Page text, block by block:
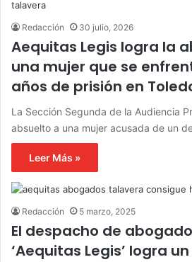
Redacción 30 julio, 2026
Aequitas Legis logra la
una mujer que se
años de prisión en
La Sección Segunda de la Audiencia
absuelto a una mujer acusada de un
Leer Más »
Redacción 5 marzo, 2025
El despacho de
‘Aequitas Legis’ logra